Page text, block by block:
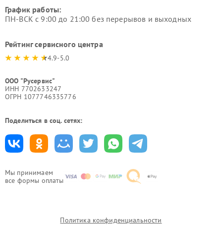
Мы принимаем
все формы оплаты
График работы:
ПН-ВСК с 9:00 до 21:00 без перерывов и выходных
Рейтинг сервисного центра
4.9-5.0
ООО "Русервис"
ИНН 7702633247
ОГРН 1077746335776
Поделиться в соц. сетях:
Политика конфиденциальности